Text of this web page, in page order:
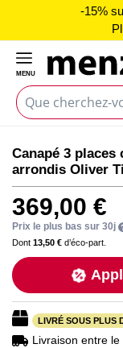
-15%
MENU
to
the
end
of
the
images
gallery
to
the
beginning
of
the
images
gallery
Canapé 3
arrondis Oliver
369,00 €
Prix le plus bas sur 30j
Dont 13,50 € d’éco-part.
LIVRÉ SOUS PLUS
Livraison entre le